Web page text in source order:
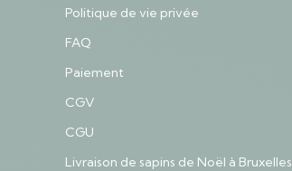
Politique de vie privée
FAQ
Paiement
CGV
CGU
Livraison de sapins de Noël à Bruxelles